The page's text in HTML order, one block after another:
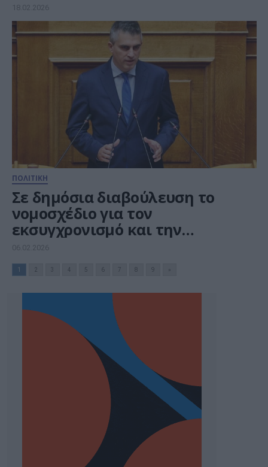
18.02.2026
ΠΟΛΙΤΙΚΗ
Σε δημόσια διαβούλευση το
νομοσχέδιο για τον
εκσυγχρονισμό και την
αναβάθμιση των μεταφορών
06.02.2026
1 2 3 4 5 6 7 8 9